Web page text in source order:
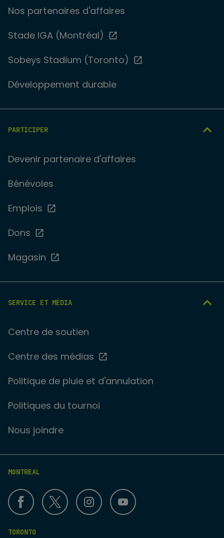
Nos partenaires d'affaires
Stade IGA (Montréal)
Sobeys Stadium (Toronto)
Développement durable
PARTICIPER
Devenir partenaire d'affaires
Bénévoles
Emplois
Dons
Magasin
SERVICE ET MÉDIA
Centre de soutien
Centre des médias
Politique de pluie et d'annulation
Politiques du tournoi
Nous joindre
MONTREAL
TORONTO